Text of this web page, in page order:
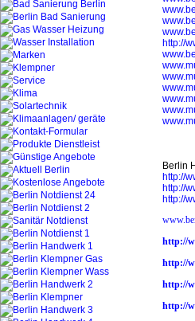
http://
Berlin
http://
http://
http://
http://
http://
http://
http://